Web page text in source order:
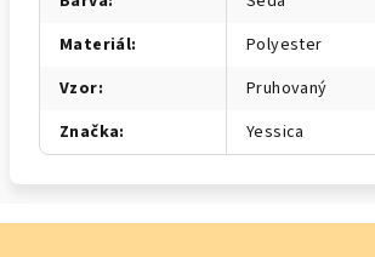
Materiál:
Polyester
Vzor:
Pruhovaný
Značka: Yessica